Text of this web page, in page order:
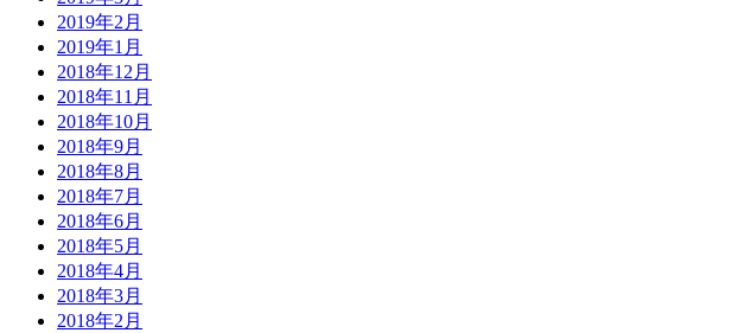
2019年2月
2019年1月
2018年12月
2018年11月
2018年10月
2018年9月
2018年8月
2018年7月
2018年6月
2018年5月
2018年4月
2018年3月
2018年2月